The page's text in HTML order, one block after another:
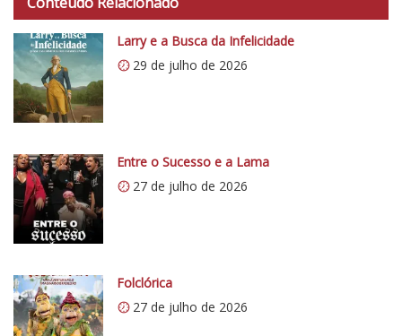
p
s
:
/
/
0
.
w
p
.
c
o
m
Larry e a Busca da Infelicidade
29 de julho de 2026
Entre o Sucesso e a Lama
27 de julho de 2026
Folclórica
27 de julho de 2026